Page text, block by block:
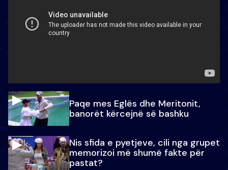
Paqe mes Eglës dhe Meritonit,
banorët kërcejnë së bashku
Nis sfida e pyetjeve, cili nga grupet
memorizoi më shumë fakte për
pastat?